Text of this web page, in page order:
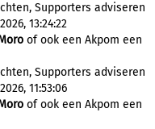
Supporters adviseren
13:24:22
of ook een Akpom een
Supporters adviseren
11:53:06
of ook een Akpom een